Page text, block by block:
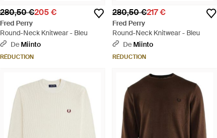
280,50 €205 €
Fred Perry
Round-Neck Knitwear - Bleu
De Miinto
RÉDUCTION
280,50 €217 €
Fred Perry
Round-Neck Knitwear - Bleu
De Miinto
RÉDUCTION